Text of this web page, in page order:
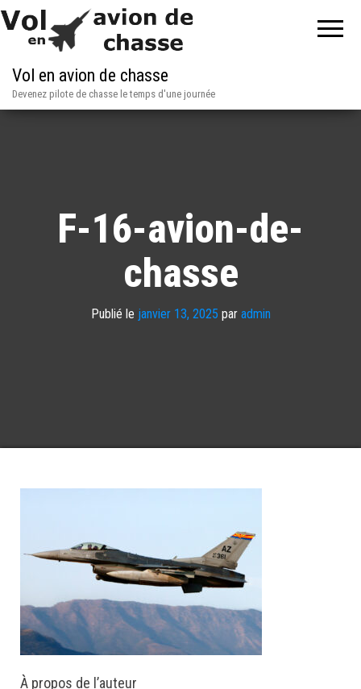
Vol en avion de chasse
Devenez pilote de chasse le temps d'une journée
F-16-avion-de-
chasse
Publié le janvier 13, 2025 par admin
À propos de l’auteur